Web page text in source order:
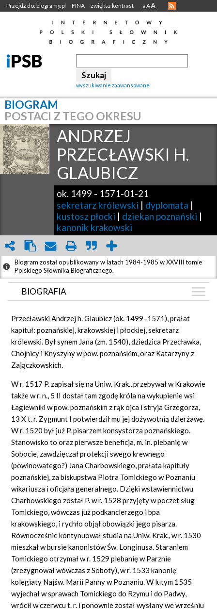
Przejdź do: biogramy.pl FINA zwiększ kontrast A AA
wyszukiwanie zaawansowane
BIOGRAM
POSTACI Z TEGO OKRESU
ANDRZEJ
PRZECŁAWSKI H.
GLAUBICZ
ok. 1499 - 1571-01-21
sekretarz królewski | dyplomata |
kustosz płocki | dziekan poznański |
kanonik krakowski
Biogram został opublikowany w latach 1984-1985 w XXVIII tomie
Polskiego Słownika Biograficznego.
BIOGRAFIA
GRAF POWIĄZAŃ
DYSKUSJA
Mapa
Przecławski Andrzej h. Glaubicz (ok. 1499–1571), prałat
kapituł: poznańskiej, krakowskiej i płockiej, sekretarz
królewski. Był synem Jana (zm. 1540), dziedzica Przecławka,
Chojnicy i Knyszyny w pow. poznańskim, oraz Katarzyny z
Zajączkowskich.
W r. 1517 P. zapisał się na Uniw. Krak., przebywał w Krakowie
także w r. n., 5 II dostał tam zgodę króla na wykupienie wsi
Łagiewniki w pow. poznańskim z rąk ojca i stryja Grzegorza,
13 X t. r. Zygmunt I potwierdził mu jej dożywotnią dzierżawę.
W r. 1520 był już P. pisarzem konsystorza poznańskiego.
Stanowisko to oraz pierwsze beneficja, m. in. plebanię w
Sobocie, zawdzięczał protekcji swego krewnego
(powinowatego?) Jana Charbowskiego, prałata kapituły
poznańskiej, za biskupstwa Piotra Tomickiego w Poznaniu
wikariusza i oficjała generalnego. Dzięki wstawiennictwu
Charbowskiego został P. w r. 1528 przyjęty w poczet sług
Tomickiego, wówczas już podkanclerzego i bpa
krakowskiego, i rychło objął obowiązki jego pisarza.
Równocześnie kontynuował studia na Uniw. Krak., w r. 1530
mieszkał w bursie kanonistów Św. Longinusa. Staraniem
Tomickiego otrzymał w r. 1529 plebanię w Parznie
(zrezygnował wówczas z Soboty), w r. 1533 kanonię
kolegiaty Najśw. Marii Panny w Poznaniu. W lutym 1535
wyjechał w sprawach Tomickiego do Rzymu i do Padwy,
wrócił w czerwcu t. r. i ponownie został wysłany we wrześniu